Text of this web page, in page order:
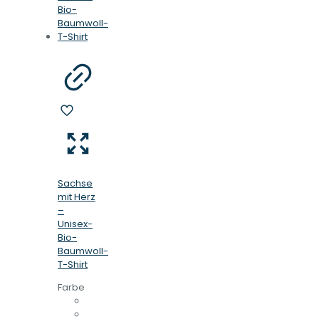
Sachse
mit Herz
–
Unisex-
Bio-
Baumwoll-
T-Shirt
Farbe